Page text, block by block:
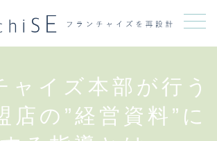
メニュー
ャイズ本部が行う
店の”経営資料”に